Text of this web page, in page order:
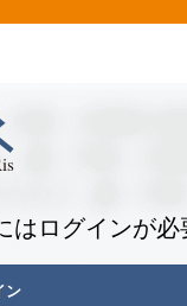
はログインが必
ン